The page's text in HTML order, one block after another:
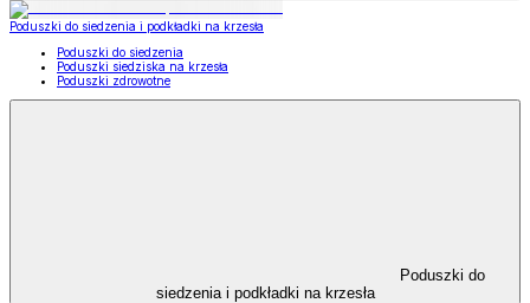
Poduszki do siedzenia i podkładki na krzesła
Poduszki do siedzenia
Poduszki siedziska na krzesła
Poduszki zdrowotne
Poduszki do
siedzenia i podkładki na krzesła